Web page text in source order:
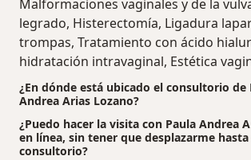
Malformaciones vaginales y de la
legrado, Histerectomía, Ligadura
trompas, Tratamiento con ácido
hidratación intravaginal, Estética
¿En dónde está ubicado el consultorio de
Andrea Arias Lozano?
¿Puedo hacer la visita con Paula Andrea
en línea, sin tener que desplazarme hasta
consultorio?